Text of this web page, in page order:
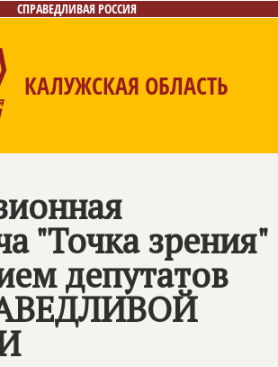
СПРАВЕДЛИВАЯ РОССИЯ
КАЛУЖСКАЯ ОБЛАСТЬ
"Точка зрения"
депутатов